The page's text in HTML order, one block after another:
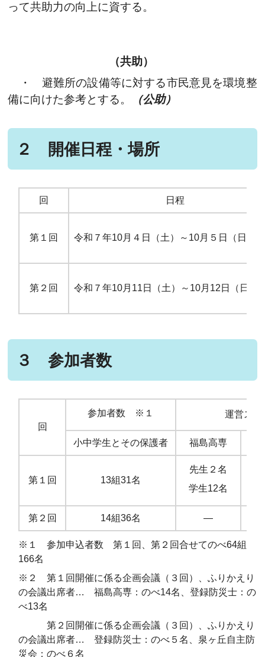
って共助力の向上に資する。
（共助）
・ 避難所の設備等に対する市民意見を環境整
備に向けた参考とする。
（公助）
２ 開催日程・場所
回 日程
第１回 令和７年10月４日（土）～10月５日（日）
第２回 令和７年10月11日（土）～10月12日（日）
３ 参加者数
回
参加者数 ※１ 運営ス
小中学生とその保護者 福島高専
第１回 13組31名
先生２名
学生12名
第２回 14組36名 ―
※１ 参加申込者数 第１回、第２回合せてのべ64組
166名
※２ 第１回開催に係る企画会議（３回）、ふりかえり
の会議出席者… 福島高専：のべ14名、登録防災士：の
べ13名
第２回開催に係る企画会議（３回）、ふりかえり
の会議出席者… 登録防災士：のべ５名、泉ヶ丘自主防
災会：のべ６名